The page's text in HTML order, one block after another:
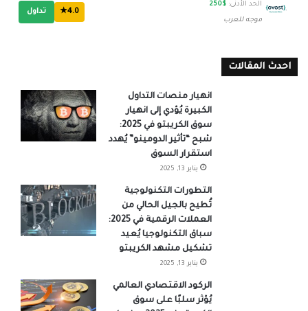
الحد الأدنى: $250
موجه للعرب
4.0★ تداول
احدث المقالات
انهيار منصات التداول
الكبيرة يُؤدي إلى انهيار
سوق الكريبتو في 2025:
شبح “تأثير الدومينو” يُهدد
استقرار السوق
يناير 13, 2025
التطورات التكنولوجية
تُطيح بالجيل الحالي من
العملات الرقمية في 2025:
سباق التكنولوجيا يُعيد
تشكيل مشهد الكريبتو
يناير 13, 2025
الركود الاقتصادي العالمي
يُؤثر سلبًا على سوق